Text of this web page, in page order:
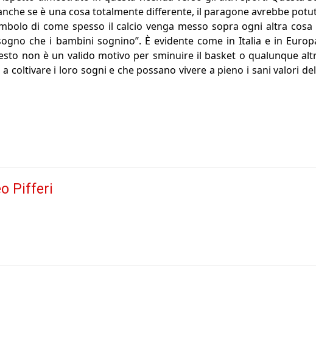
se è una cosa totalmente differente, il paragone avrebbe
di come spesso il calcio venga messo sopra ogni altra cosa
che i bambini sognino”. È evidente come in Italia e in
non è un valido motivo per sminuire il basket o qualunque
coltivare i loro sogni e che possano vivere a pieno i sani valori
Pifferi